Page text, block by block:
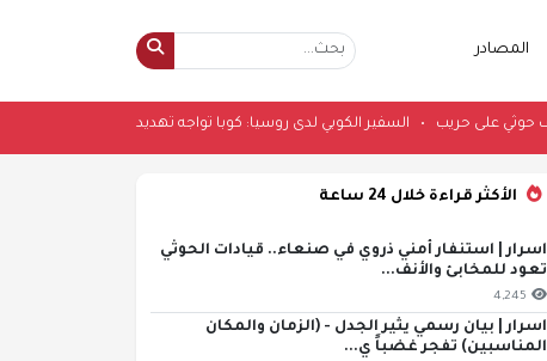
المصادر
•السفير الكوبي لدى روسيا: كوبا تواجه تهديدا
الأكثر قراءة خلال 24 ساعة
اسرار | استنفار أمني ذروي في صنعاء.. قيادات الحوثي
تعود للمخابئ والأنف...
4,245
اسرار | بيان رسمي يثير الجدل - (الزمان والمكان
المناسبين) تفجر غضباً ي...